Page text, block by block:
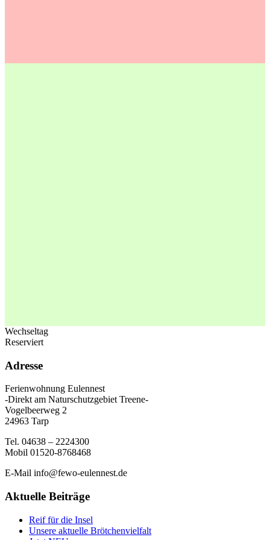
Wechseltag
Reserviert
Adresse
Ferienwohnung Eulennest
-Direkt am Naturschutzgebiet Treene-
Vogelbeerweg 2
24963 Tarp
Tel. 04638 – 2224300
Mobil 01520-8768468
E-Mail info@fewo-eulennest.de
Aktuelle Beiträge
Reif für die Insel
Unsere aktuelle Brötchenvielfalt